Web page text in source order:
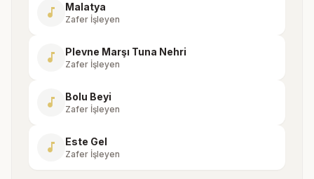
music_note Malatya
Zafer İşleyen
music_note Plevne Marşı Tuna Nehri
Zafer İşleyen
music_note Bolu Beyi
Zafer İşleyen
music_note Este Gel
Zafer İşleyen